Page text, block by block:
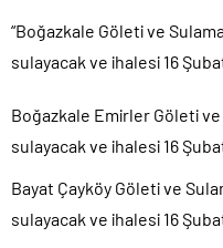
“Boğazkale Göleti ve
sulayacak ve ihalesi 16
Boğazkale Emirler Göleti
sulayacak ve ihalesi 16
Bayat Çayköy Göleti ve
sulayacak ve ihalesi 16